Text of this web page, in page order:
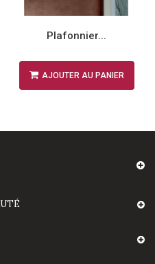
Plafonnier...
AJOUTER AU PANIER